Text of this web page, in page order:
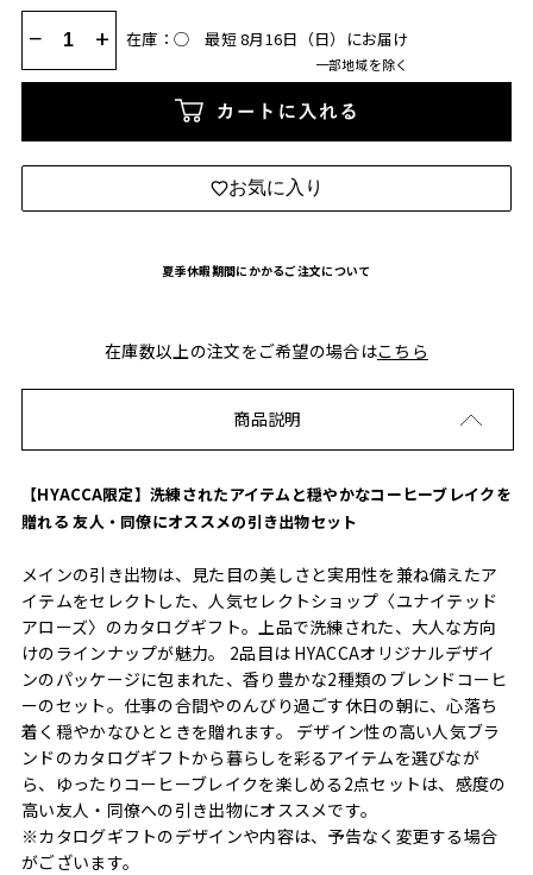
− + 在庫：◯ 最短 8月16日（日）にお届け
一部地域を除く
カートに入れる
お気に入り
夏季休暇期間にかかるご注文について
在庫数以上の注文をご希望の場合はこちら
商品説明
【HYACCA限定】洗練されたアイテムと穏やかなコーヒーブレイクを
贈れる 友人・同僚にオススメの引き出物セット
メインの引き出物は、見た目の美しさと実用性を兼ね備えたア
イテムをセレクトした、人気セレクトショップ〈ユナイテッド
アローズ〉のカタログギフト。上品で洗練された、大人な方向
けのラインナップが魅力。 2品目は HYACCAオリジナルデザイ
ンのパッケージに包まれた、香り豊かな2種類のブレンドコーヒ
ーのセット。仕事の合間やのんびり過ごす休日の朝に、心落ち
着く穏やかなひとときを贈れます。 デザイン性の高い人気ブラ
ンドのカタログギフトから暮らしを彩るアイテムを選びなが
ら、ゆったりコーヒーブレイクを楽しめる2点セットは、感度の
高い友人・同僚への引き出物にオススメです。
※カタログギフトのデザインや内容は、予告なく変更する場合
がございます。